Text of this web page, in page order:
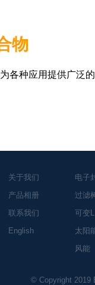
物
各种应用提供广泛
关于我们
产品相册
联系我们
English
电子
过滤
可变
太阳
风能
© Copyright 2019